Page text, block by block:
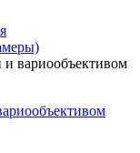
вариообъективом